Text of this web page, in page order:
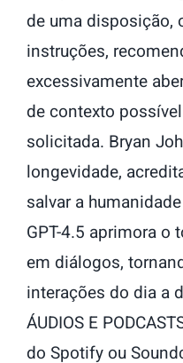
de uma disposição,
instruções,
excessivamente
de contexto
solicitada. Bryan
longevidade,
salvar a
GPT-4.5 aprimora o
em diálogos,
interações do dia a
ÁUDIOS E
do Spotify ou